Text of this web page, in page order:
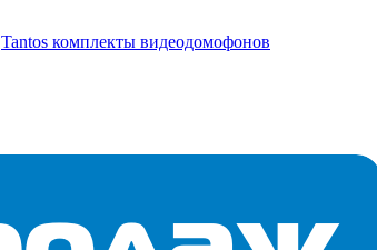
Tantos комплекты видеодомофонов